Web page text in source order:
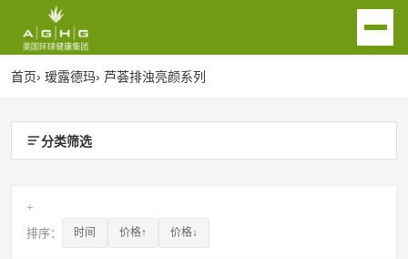
首页
芦荟产业链
AGHG品牌
首页› 瑷露德玛› 芦荟排浊亮颜系列
分类筛选
+
排序：
时间 价格↑ 价格↓